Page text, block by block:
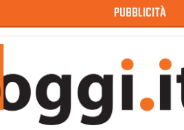
PUBBLICITÀ